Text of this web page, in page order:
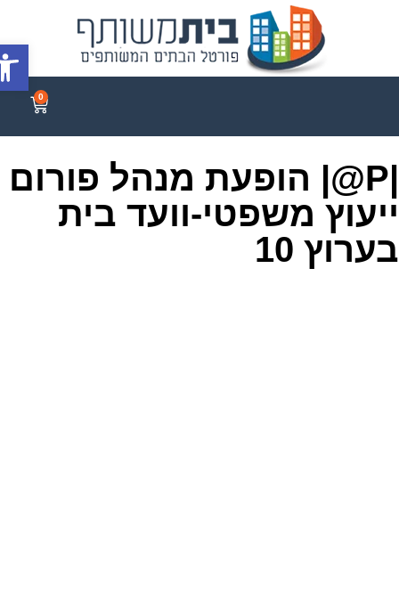
0
|P@| הופעת מנהל פורום
משפטי-וועד בית
10
פתח